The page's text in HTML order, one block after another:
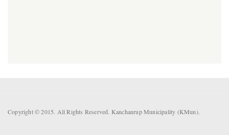
Copyright © 2015. All Rights Reserved. Kanchanrup Municipality (KMun).